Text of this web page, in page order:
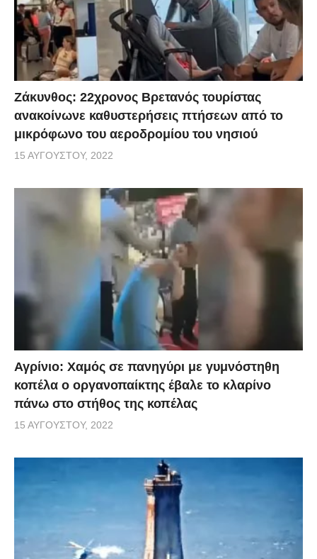
Ζάκυνθος: 22χρονος Βρετανός τουρίστας
ανακοίνωνε καθυστερήσεις πτήσεων από το
μικρόφωνο του αεροδρομίου του νησιού
15 ΑΥΓΟΎΣΤΟΥ, 2022
Αγρίνιο: Χαμός σε πανηγύρι με γυμνόστηθη
κοπέλα ο οργανοπαίκτης έβαλε το κλαρίνο
πάνω στο στήθος της κοπέλας
15 ΑΥΓΟΎΣΤΟΥ, 2022